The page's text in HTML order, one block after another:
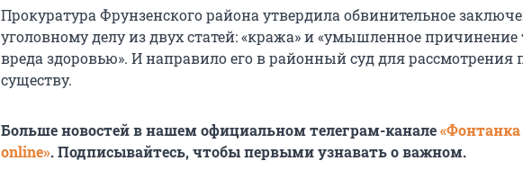
Прокуратура Фрунзенского района утвердила обвинительное
уголовному делу из двух статей: «кража» и «умышленное причинение
вреда здоровью». И направило его в районный суд для рассмотрения
существу.
Больше новостей в нашем официальном телеграм-канале«Фонтанка
online». Подписывайтесь, чтобы первыми узнавать о важном.